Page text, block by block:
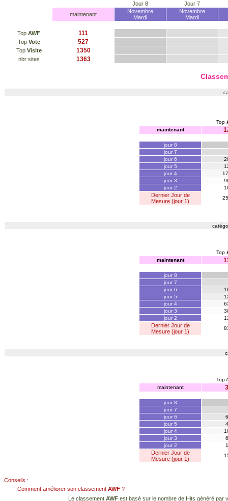
Jour 8
Jour 7
maintenant
Novembre
Mardi
Novembre
Mardi
Top AWF 111
Top Vote 527
Top Visite 1350
nbr sites 1363
Top
maintenant
jour 8
jour 7
jour 6
jour 5
jour 4
jour 3
jour 2
Dernier Jour de
Mesure (jour 1)
Top
maintenant
jour 8
jour 7
jour 6
jour 5
jour 4
jour 3
jour 2
Dernier Jour de
Mesure (jour 1)
Top
maintenant
3
jour 8
jour 7
jour 6
6
jour 5
4
jour 4
jour 3
6
jour 2
1
Dernier Jour de
Mesure (jour 1)
Conseils :
Comment améliorer son classement AWF ?
Le classement AWF est basé sur le nombre de Hits généré par